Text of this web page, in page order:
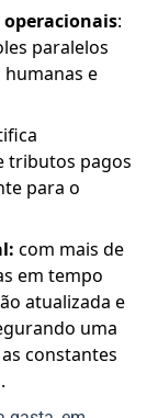
operacionais:
paralelos
e
tributos pagos
para o
com mais de
em tempo
atualizada e
uma
constantes